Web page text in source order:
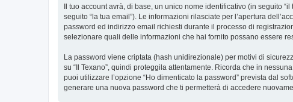
Il tuo account avrà, di base, un unico nome identificativo (in seguito
seguito “la tua email”). Le informazioni rilasciate per l’apertura
password ed indirizzo email richiesti durante il processo di
selezionare quali delle informazioni che hai fornito possano essere
La password viene criptata (hash unidirezionale) per motivi di
su “Il Texano”, quindi proteggila attentamente. Ricorda che in
puoi utilizzare l’opzione “Ho dimenticato la password” prevista dal
generare una nuova password che ti permetterà di accedere